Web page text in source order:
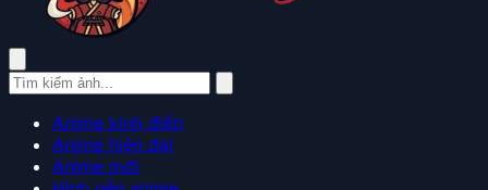
Anime kinh điển
Anime hiện đại
Anime mới